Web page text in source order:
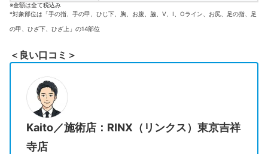
※金額は全て税込み
*対象部位は「手の指、手の甲、ひじ下、胸、お腹、脇、V、I、Oライン、お尻、足の指、足
の甲、ひざ下、ひざ上」の14部位
＜良い口コミ＞
Kaito／施術店：RINX（リンクス）東京吉祥
寺店